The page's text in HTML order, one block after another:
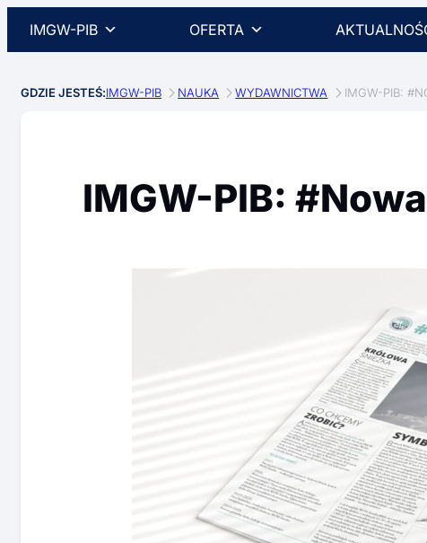
IMGW-PIB OFERTA
GDZIE JESTEŚ:IMGW-PIB NAUKA WYDAWNICTWA IMGW-PIB:
IMGW-PIB: